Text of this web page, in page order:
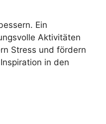
Ein
Aktivitäten
Stress und fördern
in den